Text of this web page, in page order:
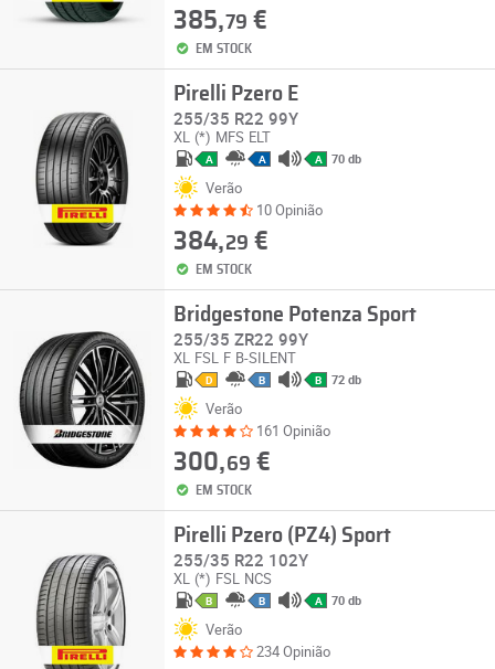
385,79 €
EM STOCK
Pirelli Pzero E
255/35 R22 99Y
XL (*) MFS ELT
A A A 70 db
Verão
10 Opinião
384,29 €
EM STOCK
Bridgestone Potenza Sport
255/35 ZR22 99Y
XL FSL F B-SILENT
D B B 72 db
Verão
161 Opinião
300,69 €
EM STOCK
Pirelli Pzero (PZ4) Sport
255/35 R22 102Y
XL (*) FSL NCS
B B A 70 db
Verão
234 Opinião